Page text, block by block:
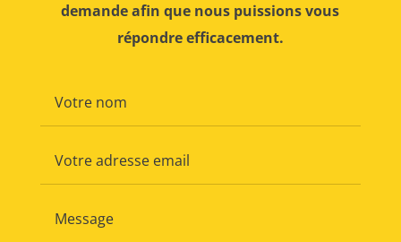
demande afin que nous puissions vous
répondre efficacement.